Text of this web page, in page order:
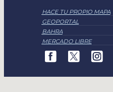
HACE TU PROPIO MAPA
GEOPORTAL
BAHRA
MERCADO LIBRE